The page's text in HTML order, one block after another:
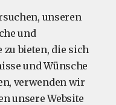
unseren
und
bieten, die sich
und Wünsche
verwenden wir
unsere Website